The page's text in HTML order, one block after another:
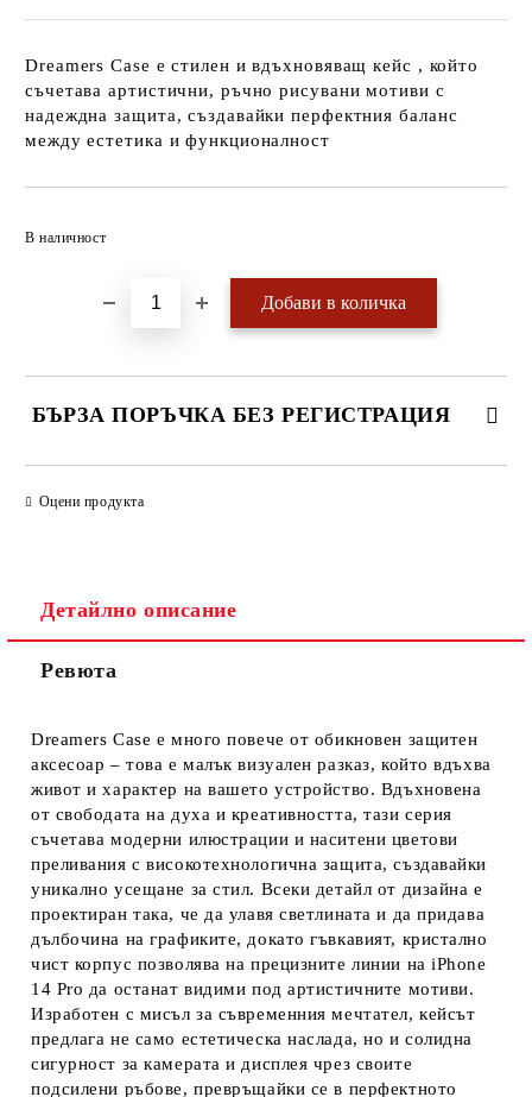
Dreamers Case е стилен и вдъхновяващ кейс , който
съчетава артистични, ръчно рисувани мотиви с
надеждна защита, създавайки перфектния баланс
между естетика и функционалност
В наличност
БЪРЗА ПОРЪЧКА БЕЗ РЕГИСТРАЦИЯ
Оцени продукта
Детайлно описание
Ревюта
Dreamers Case е много повече от обикновен защитен
аксесоар – това е малък визуален разказ, който вдъхва
живот и характер на вашето устройство. Вдъхновена
от свободата на духа и креативността, тази серия
съчетава модерни илюстрации и наситени цветови
преливания с високотехнологична защита, създавайки
уникално усещане за стил. Всеки детайл от дизайна е
проектиран така, че да улавя светлината и да придава
дълбочина на графиките, докато гъвкавият, кристално
чист корпус позволява на прецизните линии на iPhone
14 Pro да останат видими под артистичните мотиви.
Изработен с мисъл за съвременния мечтател, кейсът
предлага не само естетическа наслада, но и солидна
сигурност за камерата и дисплея чрез своите
подсилени ръбове, превръщайки се в перфектното